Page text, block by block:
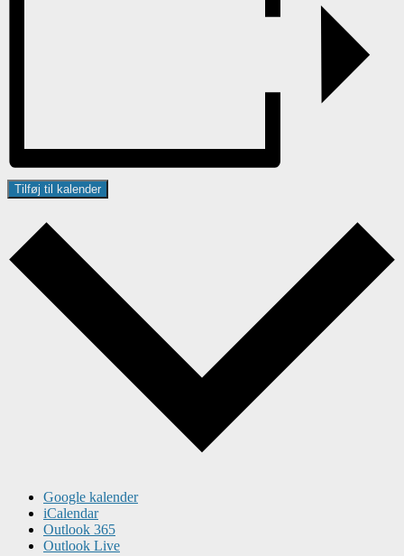
Tilføj til kalender
Google kalender
iCalendar
Outlook 365
Outlook Live